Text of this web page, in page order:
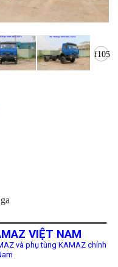
VIỆT NAM
và phụ tùng KAMAZ chính